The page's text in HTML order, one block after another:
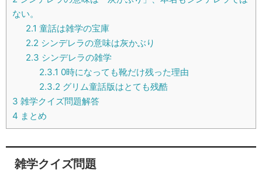
ない。
2.1 童話は雑学の宝庫
2.2 シンデレラの意味は灰かぶり
2.3 シンデレラの雑学
2.3.1 0時になっても靴だけ残った理由
2.3.2 グリム童話版はとても残酷
3 雑学クイズ問題解答
4 まとめ
雑学クイズ問題